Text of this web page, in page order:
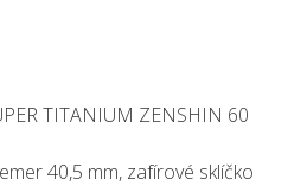
TITANIUM ZENSHIN 60
40,5 mm, zafírové sklíčko